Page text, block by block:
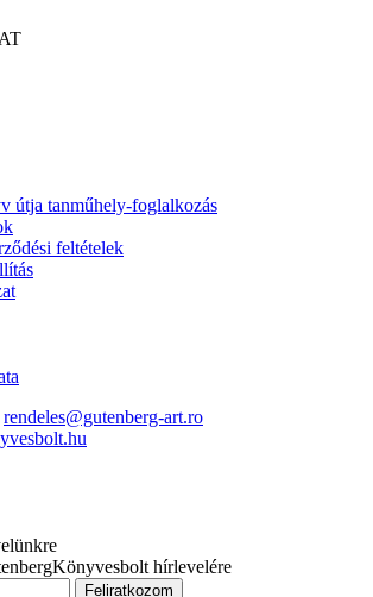
útja tanműhely-foglalkozás
feltételek
rendeles@gutenberg-art.ro
hírlevelére